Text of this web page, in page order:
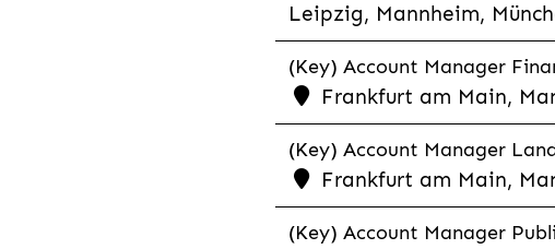
Leipzig, Mannheim,
(Key) Account Manager
Frankfurt am Main,
(Key) Account Manager
Frankfurt am Main,
(Key) Account Manager